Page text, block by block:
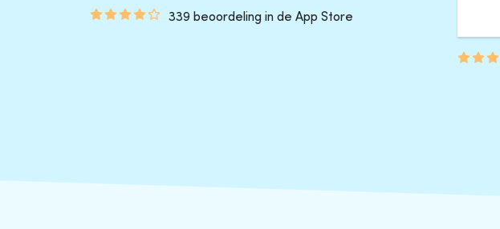
339 beoordeling in de App Store